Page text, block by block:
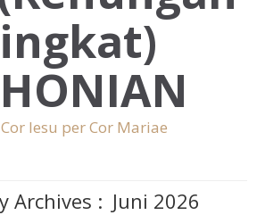
Iesu per Cor Mariae
Archives : Juni 2026